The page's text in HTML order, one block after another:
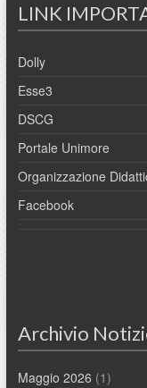
LINK
Dolly
Esse3
DSCG
Portale Unimore
Organizzazione
Facebook
Archivio
Maggio 2026 (1)